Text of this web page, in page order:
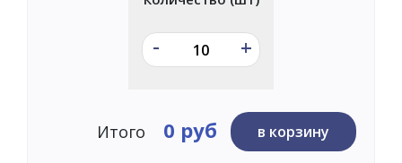
- +
Итого 0 руб в корзину